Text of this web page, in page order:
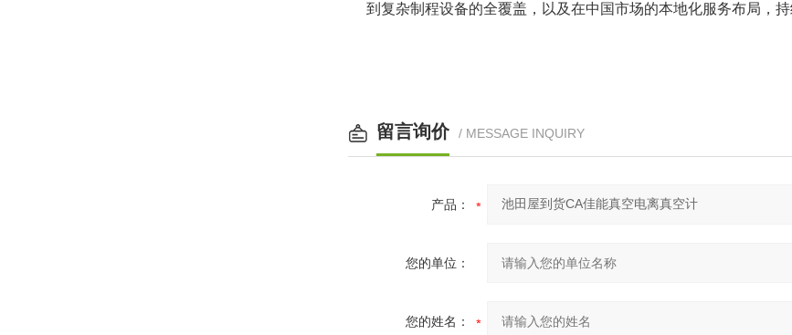
到复杂制程设备的全覆盖，以及在中国市场的本地化服务布局，
留言询价 / MESSAGE INQUIRY
产品：
您的单位：
您的姓名：